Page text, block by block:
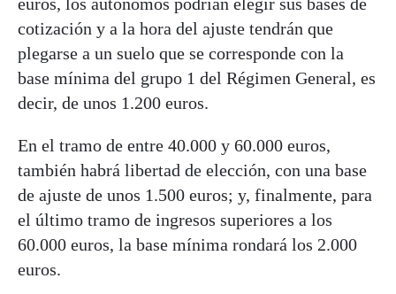
euros, los autónomos podrían elegir sus bases de
cotización y a la hora del ajuste tendrán que
plegarse a un suelo que se corresponde con la
base mínima del grupo 1 del Régimen General, es
decir, de unos 1.200 euros.
En el tramo de entre 40.000 y 60.000 euros,
también habrá libertad de elección, con una base
de ajuste de unos 1.500 euros; y, finalmente, para
el último tramo de ingresos superiores a los
60.000 euros, la base mínima rondará los 2.000
euros.